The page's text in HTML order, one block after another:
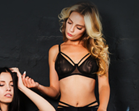
⭐️⭐️⭐️Ekskluzivno bekstvo za vaša čula.
🌬🔮Zaboravite obaveze i očekivanja.
Vaše zadovoljstvo i op...